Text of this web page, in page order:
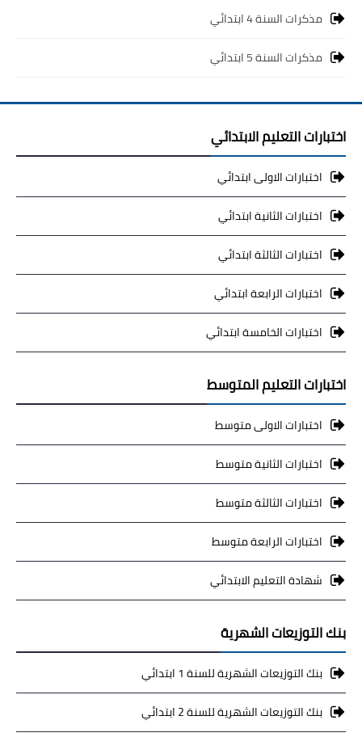
مذكرات السنة 4 ابتدائي
مذكرات السنة 5 ابتدائي
اختبارات التعليم الابتدائي
اختبارات الاولى ابتدائي
اختبارات الثانية ابتدائي
اختبارات الثالثة ابتدائي
اختبارات الرابعة ابتدائي
اختبارات الخامسة ابتدائي
اختبارات التعليم المتوسط
اختبارات الاولى متوسط
اختبارات الثانية متوسط
اختبارات الثالثة متوسط
اختبارات الرابعة متوسط
شهادة التعليم الابتدائي
بنك التوزيعات الشهرية
بنك التوزيعات الشهرية للسنة 1 ابتدائي
بنك التوزيعات الشهرية للسنة 2 ابتدائي